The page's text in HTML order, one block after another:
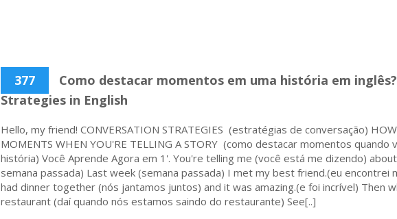
377
Como destacar momentos em uma história em
Strategies in English
Hello, my friend! CONVERSATION STRATEGIES (estratégias de conversação)
MOMENTS WHEN YOU'RE TELLING A STORY (como destacar momentos quando
história) Você Aprende Agora em 1'. You're telling me (você está me dizendo)
semana passada) Last week (semana passada) I met my best friend.(eu encontrei
had dinner together (nós jantamos juntos) and it was amazing.(e foi incrível) Then
restaurant (daí quando nós estamos saindo do restaurante) See[..]